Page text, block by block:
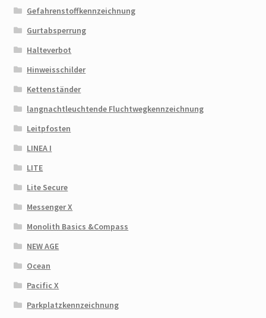
Gefahrenstoffkennzeichnung
Gurtabsperrung
Halteverbot
Hinweisschilder
Kettenständer
langnachtleuchtende Fluchtwegkennzeichnung
Leitpfosten
LINEA I
LITE
Lite Secure
Messenger X
Monolith Basics &Compass
NEW AGE
Ocean
Pacific X
Parkplatzkennzeichnung